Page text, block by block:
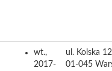
wt.,
2017-
ul. Kolska 12
01-045